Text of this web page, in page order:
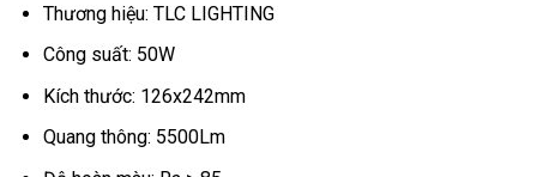
Thương hiệu: TLC LIGHTING
Công suất: 50W
Kích thước: 126x242mm
Quang thông: 5500Lm